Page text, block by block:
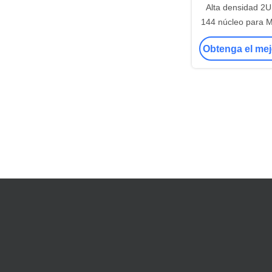
Alta densidad
144 núcleo para
descarga
parche de fibra
Obtenga el